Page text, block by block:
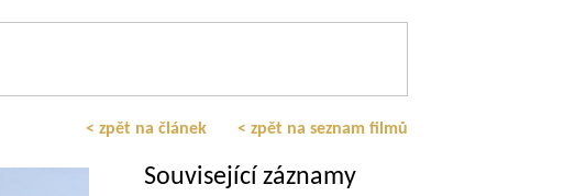
< zpět na článek < zpět na seznam filmů
Související záznamy